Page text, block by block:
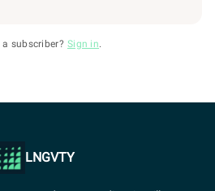
subscriber? Sign in.
LNGVTY